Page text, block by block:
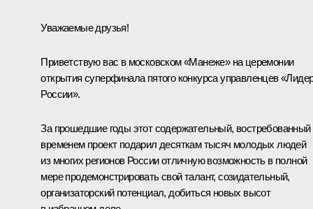
Уважаемые друзья!
Приветствую вас в московском «Манеже» на церемонии
открытия суперфинала пятого конкурса управленцев
России».
За прошедшие годы этот содержательный, востребованный
временем проект подарил десяткам тысяч молодых людей
из многих регионов России отличную возможность в полной
мере продемонстрировать свой талант, созидательный,
организаторский потенциал, добиться новых высот